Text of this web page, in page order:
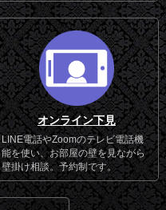
オンライン下見
LINE電話やZoomのテレビ電話機
能を使い、お部屋の壁を見ながら
壁掛け相談。予約制です。